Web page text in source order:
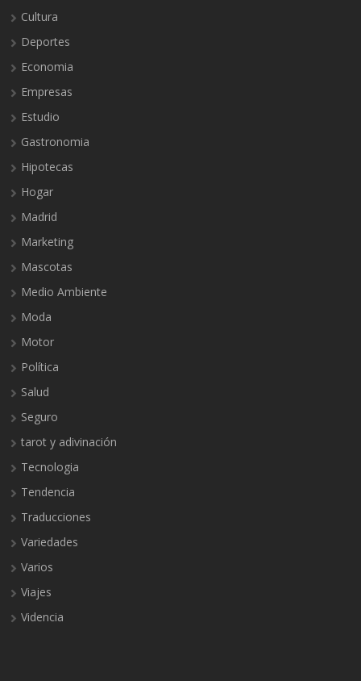
Cultura
Deportes
Economia
Empresas
Estudio
Gastronomia
Hipotecas
Hogar
Madrid
Marketing
Mascotas
Medio Ambiente
Moda
Motor
Política
Salud
Seguro
tarot y adivinación
Tecnologia
Tendencia
Traducciones
Variedades
Varios
Viajes
Videncia